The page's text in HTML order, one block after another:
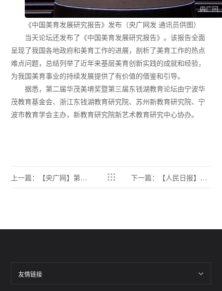
《中国美育发展研究报告》发布（央广网发 通讯员供图）
当天论坛还发布了《中国美育发展研究报告》。该报告全面
呈现了我国各地政府和美育工作的进展，剖析了美育工作的热点
难点问题，总结列举了近年来基层美育创新实践的成就和经验，
为我国美育事业的持续发展提供了有价值的借鉴和引导。
据悉，第二届华茂美堉奖暨第三届东钱湖教育论坛由宁波华
茂教育基金会、浙江东钱湖教育研究院、苏州新教育研究院、宁
波市教育学会主办，新教育研究院新艺术教育研究中心协办。
上一篇：【央广网】第二 下一篇：【人民日报】第
友情链接